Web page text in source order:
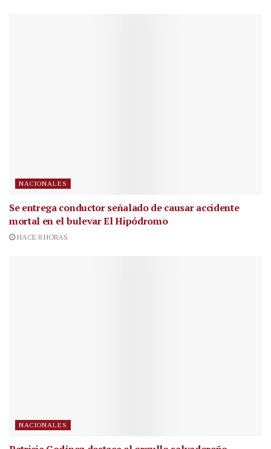
NACIONALES
Se entrega conductor señalado de causar accidente
mortal en el bulevar El Hipódromo
HACE 8 HORAS
NACIONALES